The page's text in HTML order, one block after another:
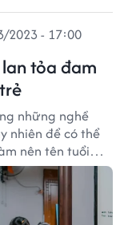
tỏa đam
2023 - 17:00
những nghề
nhiên để có thể
nên tên tuổi
hành trình làm
Hiệu Bánh Chú